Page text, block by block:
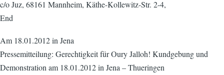
c/o Juz, 68161 Mannheim, Käthe-Kollewitz-Str. 2-4,
End
Am 18.01.2012 in Jena
Pressemitteilung: Gerechtigkeit für Oury Jalloh! Kundgebung und
Demonstration am 18.01.2012 in Jena – Thueringen